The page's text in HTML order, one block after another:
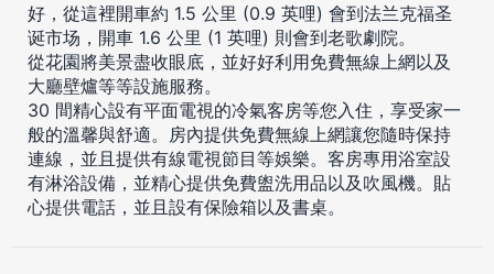
好，從這裡開車約 1.5 公里 (0.9 英哩) 會到法兰克福圣
诞市场，開車 1.6 公里 (1 英哩) 則會到老歌劇院。
從花園將美景盡收眼底，並好好利用免費無線上網以及
大廳壁爐等等設施服務。
30 間精心設有平面電視的冷氣客房等您入住，享受家一
般的溫馨與舒適。房內提供免費無線上網讓您隨時保持
連線，並且提供有線電視節目等娛樂。客房專用浴室設
有淋浴設備，並精心提供免費盥洗用品以及吹風機。貼
心提供電話，並且設有保險箱以及書桌。